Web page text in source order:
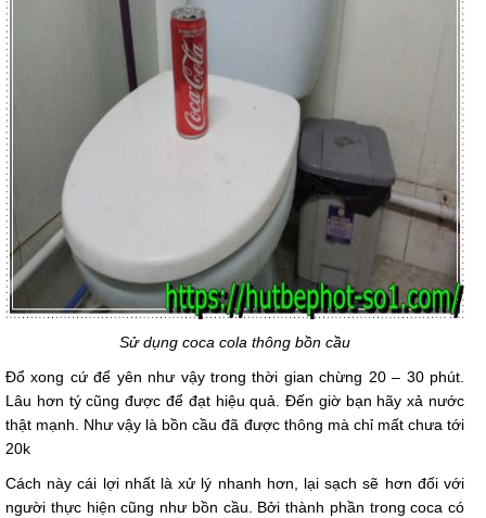
Sử dụng coca cola thông bồn cầu
Đổ xong cứ để yên như vậy trong thời gian chừng 20 – 30 phút.
Lâu hơn tý cũng được để đạt hiệu quả. Đến giờ bạn hãy xả nước
thật mạnh. Như vậy là bồn cầu đã được thông mà chỉ mất chưa tới
20k
Cách này cái lợi nhất là xử lý nhanh hơn, lại sạch sẽ hơn đối với
người thực hiện cũng như bồn cầu. Bởi thành phần trong coca có